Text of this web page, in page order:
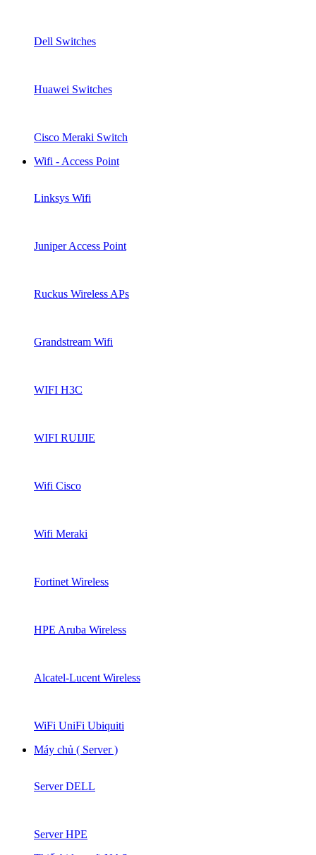
Dell Switches
Huawei Switches
Cisco Meraki Switch
Wifi - Access Point
Linksys Wifi
Juniper Access Point
Ruckus Wireless APs
Grandstream Wifi
WIFI H3C
WIFI RUIJIE
Wifi Cisco
Wifi Meraki
Fortinet Wireless
HPE Aruba Wireless
Alcatel-Lucent Wireless
WiFi UniFi Ubiquiti
Máy chủ ( Server )
Server DELL
Server HPE